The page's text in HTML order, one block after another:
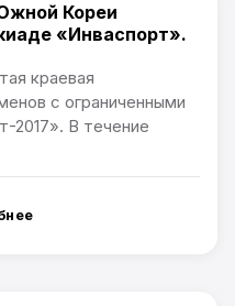
Кореи
«Инваспорт».
краевая
с ограниченными
2017». В течение